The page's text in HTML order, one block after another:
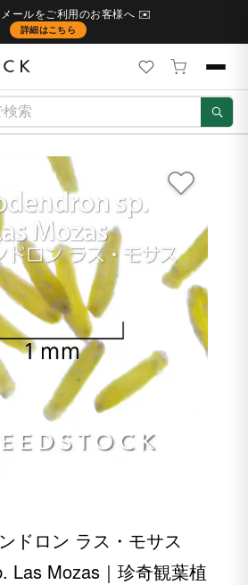
メールをご利用のお客様へ ✉️
詳細はこちら
ドロン ラス・モサス
Las Mozas｜珍奇観葉植